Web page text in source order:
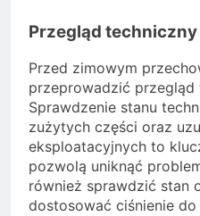
Przegląd techniczny
Przed zimowym
przeprowadzić przegląd
Sprawdzenie stanu
zużytych części oraz
eksploatacyjnych to
pozwolą uniknąć
również sprawdzić stan
dostosować ciśnienie